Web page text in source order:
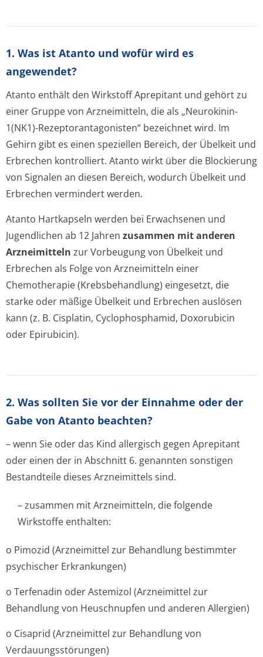
1. Was ist Atanto und wofür wird es
angewendet?
Atanto enthält den Wirkstoff Aprepitant und gehört zu
einer Gruppe von Arzneimitteln, die als „Neurokinin-
1(NK1)-Rezeptorantago­nisten“ bezeichnet wird. Im
Gehirn gibt es einen speziellen Bereich, der Übelkeit und
Erbrechen kontrolliert. Atanto wirkt über die Blockierung
von Signalen an diesen Bereich, wodurch Übelkeit und
Erbrechen vermindert werden.
Atanto Hartkapseln werden bei Erwachsenen und
Jugendlichen ab 12 Jahren zusammen mit anderen
Arzneimitteln zur Vorbeugung von Übelkeit und
Erbrechen als Folge von Arzneimitteln einer
Chemotherapie (Krebsbehandlung) eingesetzt, die
starke oder mäßige Übelkeit und Erbrechen auslösen
kann (z. B. Cisplatin, Cyclophosphamid, Doxorubicin
oder Epirubicin).
2. Was sollten Sie vor der Einnahme oder der
Gabe von Atanto beachten?
– wenn Sie oder das Kind allergisch gegen Aprepitant
oder einen der in Abschnitt 6. genannten sonstigen
Bestandteile dieses Arzneimittels sind.
– zusammen mit Arzneimitteln, die folgende
Wirkstoffe enthalten:
o Pimozid (Arzneimittel zur Behandlung bestimmter
psychischer Erkrankungen)
o Terfenadin oder Astemizol (Arzneimittel zur
Behandlung von Heuschnupfen und anderen Allergien)
o Cisaprid (Arzneimittel zur Behandlung von
Verdauungsstörun­gen)